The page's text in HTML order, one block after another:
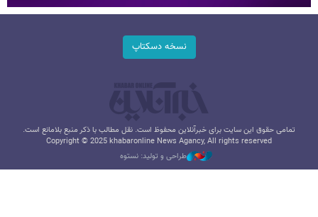
نسخه دسکتاپ
تمامی حقوق این سایت برای خبرآنلاین محفوظ است. نقل مطالب با ذکر منبع بلامانع است.
Copyright © 2025 khabaronline News Agancy, All rights reserved
طراحی و تولید: نستوه